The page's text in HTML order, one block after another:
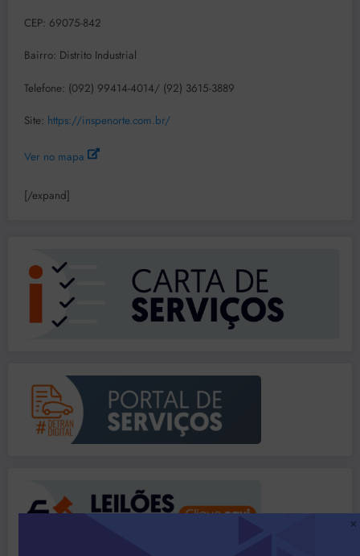
CEP: 69075-842
Bairro: Distrito Industrial
Telefone: (092) 99414-4014/ (92) 3615-3889
Site: https://inspenorte.com.br/
Ver no mapa
[/expand]